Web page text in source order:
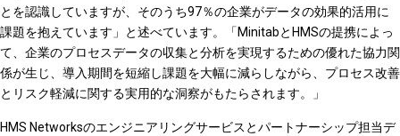
とを認識していますが、そのうち97％の企業がデータの効果的活用に
課題を抱えています」と述べています。「MinitabとHMSの提携によっ
て、企業のプロセスデータの収集と分析を実現するための優れた協力関
係が生じ、導入期間を短縮し課題を大幅に減らしながら、プロセス改善
とリスク軽減に関する実用的な洞察がもたらされます。」
HMS Networksのエンジニアリングサービスとパートナーシップ担当デ